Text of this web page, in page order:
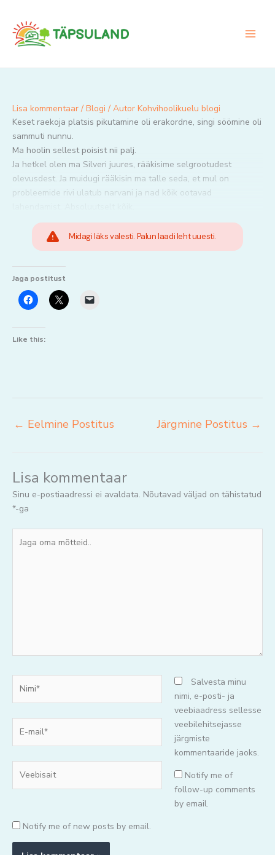
content
Lisa kommentaar / Blogi / Autor Kohvihoolikuelu blogi
Keset raekoja platsis pikutamine oli erakordne, singi söömine oli
sammuti nunnu.
Ma hoolin sellest poisist nii palj.
Ja hetkel olen ma Silveri juures, rääkisime selgrootudest
olevusdest. Ja muidugi rääkisin ma talle seda, et mul on
probleemide rivi ulatub narvani ja nad kõik ootavad
Midagi läks valesti. Palun laadi leht uuesti.
Jaga postitust
Like this:
← Eelmine Postitus Järgmine Postitus →
Lisa kommentaar
Sinu e-postiaadressi ei avaldata. Nõutavad väljad on tähistatud
*-ga
oma
mail*
Salvesta minu
nimi, e-posti- ja
veebiaadress sellesse
veebilehitsejasse
järgmiste
kommentaaride jaoks.
Notify me of
follow-up comments
by email.
Notify me of new posts by email.